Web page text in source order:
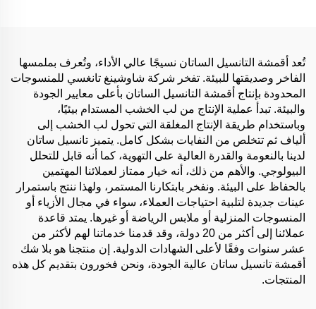
تُعد أقمشة التانسيل الساتان نسيجًا عالي الأداء، وتُعرف بملمسها
الفاخر وصديقتها للبيئة. تفخر شركة شاوشينغ تانغسي للمنسوجات
المحدودة بإنتاج أقمشة التانسيل الساتان بأعلى معايير الجودة
والبيئة. تبدأ عملية الإنتاج من لب الخشب المستدام بيئيًا،
وباستخدام طريقة الإنتاج المغلقة التي تحول لب الخشب إلى
ألياف ثم تتخلص من النفايات بشكل كامل. يتميز تانسيل ساتان
لدينا بالنعومة والقدرة العالية على التهوية، كما أنه قابل للتحلل
البيولوجي. والأهم من ذلك، أنه خيار ممتاز لعملائنا المهتمين
بالحفاظ على البيئة. ونفخر بابتكارنا المستمر، ولهذا ننتج باستمرار
عينات جديدة لتلبية احتياجات العملاء، سواء في مجال الأزياء أو
المنسوجات المنزلية أو ملابس الرياضة أو غيرها. يمتد قاعدة
عملائنا إلى أكثر من 20 دولة، وقد قدمنا خدماتنا لهم لأكثر من
عشر سنوات وفقًا لأعلى الشهادات الدولية. إن منتجنا هو بلا شك
أقمشة تانسيل ساتان عالية الجودة، ونحن فخورون بتقديم كل هذه
المنتجات.